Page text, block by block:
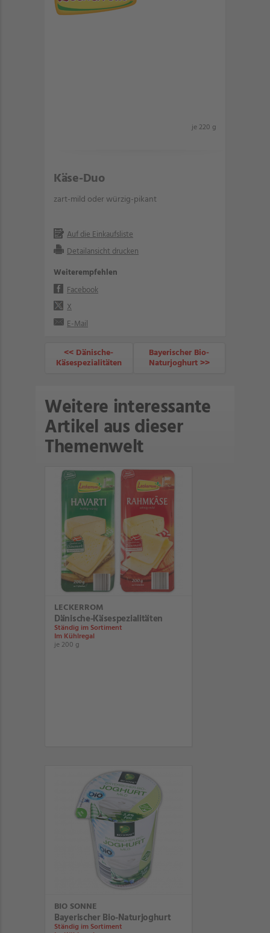
je 220 g
Käse-Duo
zart-mild oder würzig-pikant
Auf die Einkaufsliste
Detailansicht drucken
Weiterempfehlen
Facebook
X
E-Mail
<< Dänische-
Käsespezialitäten
Bayerischer Bio-
Naturjoghurt >>
Weitere interessante
Artikel aus dieser
Themenwelt
LECKERROM
Dänische-Käsespezialitäten
Ständig im Sortiment
Im Kühlregal
je 200 g
BIO SONNE
Bayerischer Bio-Naturjoghurt
Ständig im Sortiment